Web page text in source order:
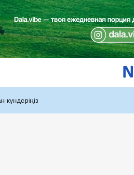
күндеріңіз